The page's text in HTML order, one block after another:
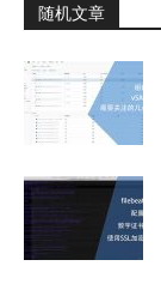
随机文章